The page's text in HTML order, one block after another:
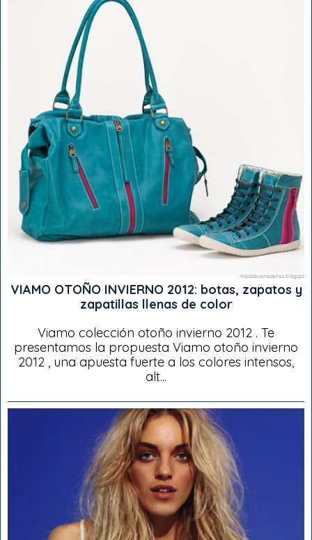
VIAMO OTOÑO INVIERNO 2012: botas, zapatos y
zapatillas llenas de color
Viamo colección otoño invierno 2012 . Te
presentamos la propuesta Viamo otoño invierno
2012 , una apuesta fuerte a los colores intensos,
alt...